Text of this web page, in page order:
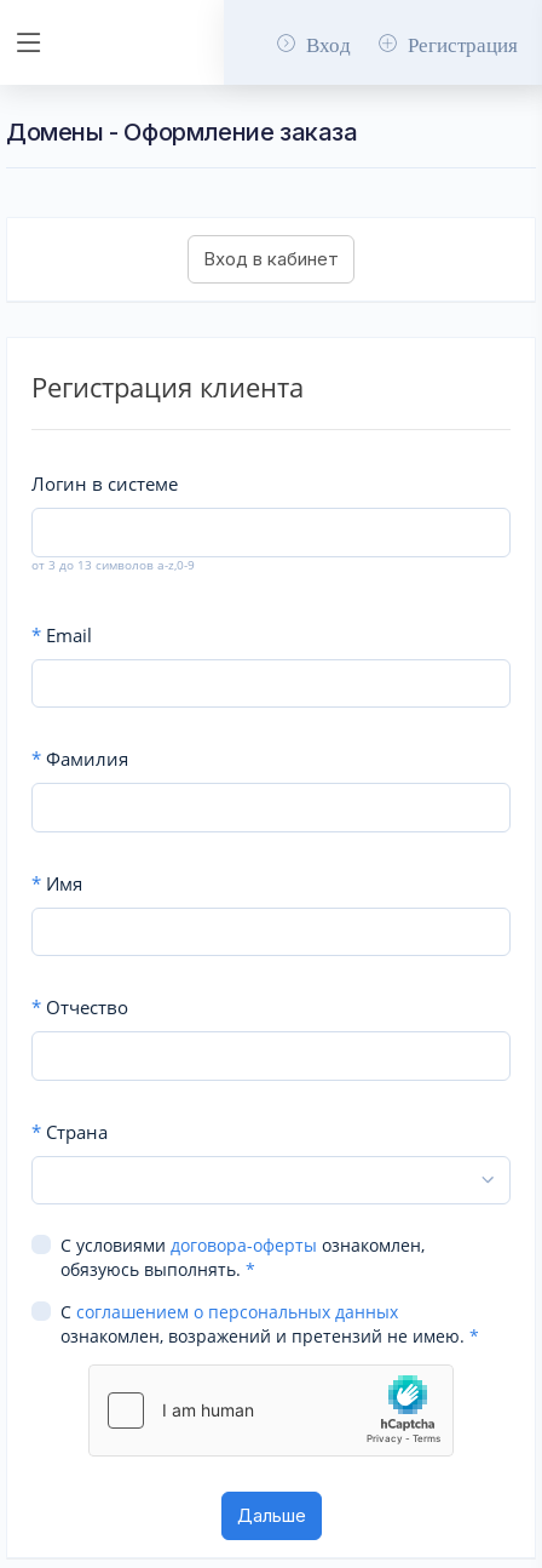
Вход Регистрация
Домены - Оформление заказа
Регистрация клиента
Логин в системе
от 3 до 13 символов a-z,0-9
* Email
* Фамилия
* Имя
* Отчество
* Страна
С условиями договора-оферты ознакомлен,
обязуюсь выполнять. *
С соглашением о персональных данных
ознакомлен, возражений и претензий не имею. *